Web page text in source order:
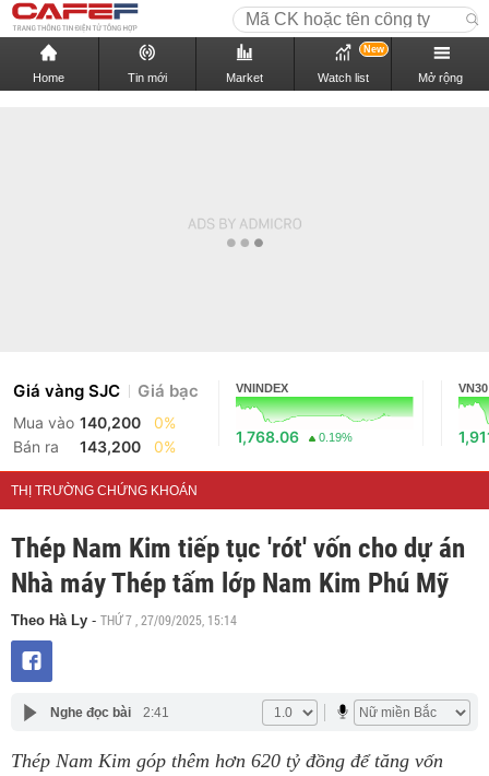
Home Tin mới Market Watch list
New
Mở rộng
Giá vàng SJC Giá bạc
Mua vào 140,200
0%
Bán ra
143,200 0%
VNINDEX
1,768.06 0.19%
VN30
THỊ TRƯỜNG CHỨNG KHOÁN
Thép Nam Kim tiếp tục 'rót' vốn cho dự án
Nhà máy Thép tấm lớp Nam Kim Phú Mỹ
Theo Hà Ly - THỨ 7 , 27/09/2025, 15:14
Nghe đọc bài 2:41
Thép Nam Kim góp thêm hơn 620 tỷ đồng để tăng vốn